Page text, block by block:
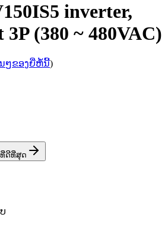
inverter,
(380 ~ 480VAC)
ໆຂອງຍີ່ຫໍ້ນີ້)
ທີ່ດີທີ່ສຸດ